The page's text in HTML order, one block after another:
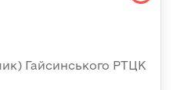
Гайсинського РТЦК